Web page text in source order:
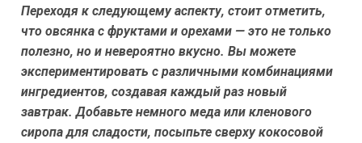
Переходя к следующему аспекту, стоит отметить,
что овсянка с фруктами и орехами — это не только
полезно, но и невероятно вкусно. Вы можете
экспериментировать с различными комбинациями
ингредиентов, создавая каждый раз новый
завтрак. Добавьте немного меда или кленового
сиропа для сладости, посыпьте сверху кокосовой